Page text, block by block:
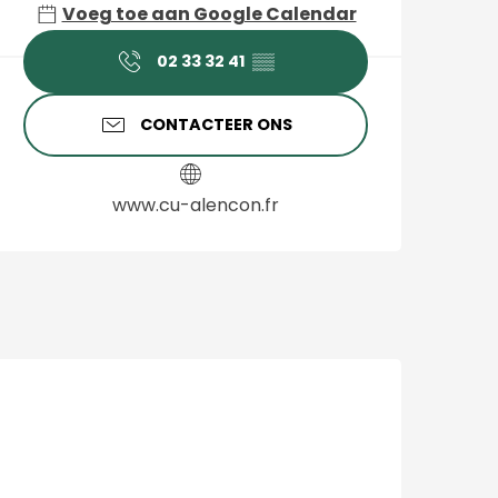
Voeg toe aan Google Calendar
02 33 32 41 ▒▒
CONTACTEER ONS
www.cu-alencon.fr